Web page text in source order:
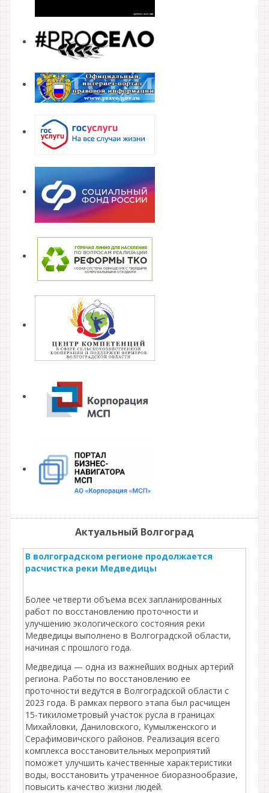
Актуальный Волгоград
В волгоградском регионе продолжается
расчистка реки Медведицы
Более четверти объема всех запланированных
работ по восстановлению проточности и
улучшению экологического состояния реки
Медведицы выполнено в Волгоградской области,
начиная с прошлого года.
Медведица — одна из важнейших водных артерий
региона. Работы по восстановлению ее
проточности ведутся в Волгоградской области с
2023 года. В рамках первого этапа был расчищен
15-тикилометровый участок русла в границах
Михайловки, Даниловского, Кумылженского и
Серафимовичского районов. Реализация всего
комплекса восстановительных мероприятий
поможет улучшить качественные характеристики
воды, восстановить утраченное биоразнообразие,
повысить качество жизни людей.